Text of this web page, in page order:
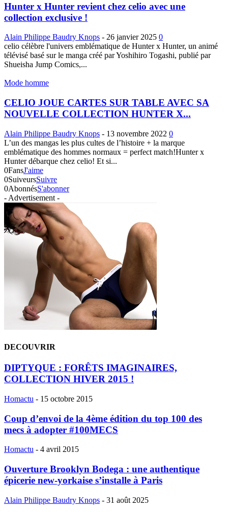
Hunter x Hunter revient chez celio avec une
collection exclusive !
Alain Philippe Baudry Knops - 26 janvier 2025 0
celio célèbre l'univers emblématique de Hunter x Hunter, un animé
télévisé basé sur le manga créé par Yoshihiro Togashi, publié par
Shueisha Jump Comics,...
Mode homme
CELIO JOUE CARTES SUR TABLE AVEC SA
NOUVELLE COLLECTION HUNTER X...
Alain Philippe Baudry Knops - 13 novembre 2022 0
L’un des mangas les plus cultes de l’histoire + la marque
emblématique des hommes normaux = perfect match!Hunter x
Hunter débarque chez celio! Et si...
0FansJ'aime
0SuiveursSuivre
0AbonnésS'abonner
- Advertisement -
DECOUVRIR
DIPTYQUE : FORÊTS IMAGINAIRES,
COLLECTION HIVER 2015 !
Homactu - 15 octobre 2015
Coup d’envoi de la 4ème édition du top 100 des
mecs à adopter #100MECS
Homactu - 4 avril 2015
Ouverture Brooklyn Bodega : une authentique
épicerie new-yorkaise s’installe à Paris
Alain Philippe Baudry Knops - 31 août 2025